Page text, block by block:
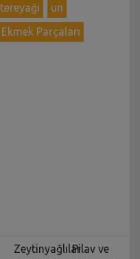
tereyağı
un
Ekmek Parçaları
ZeytinyağlılarPilav ve